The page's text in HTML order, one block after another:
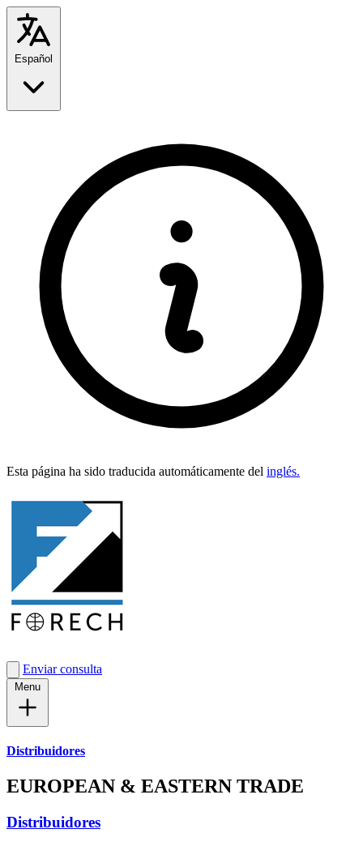
Esta pági­na ha sido tra­duci­da automáti­ca­mente del inglés.
Enviar consulta
Distribuidores
EUROPEAN & EASTERN TRADE
Distribuidores